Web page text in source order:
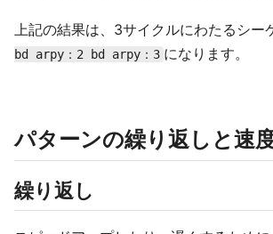
上記の結果は、3サイクルにわたるシー
bd arpy：2 bd arpy：3 になります。
パターンの繰り返しと速
繰り返し